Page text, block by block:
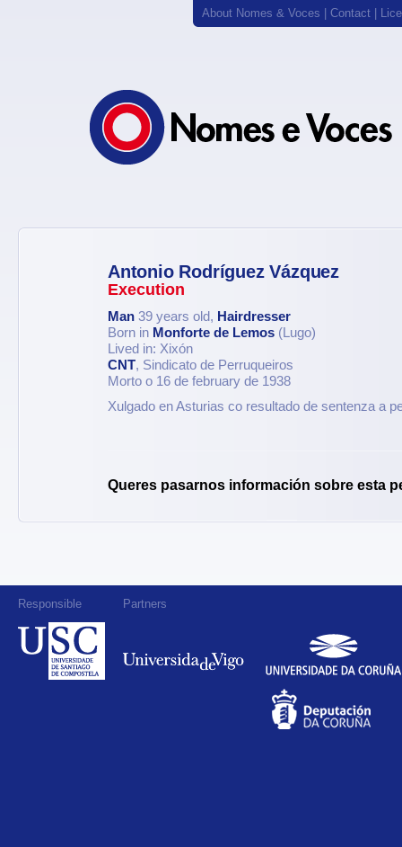
About Nomes & Voces Contact
Antonio Rodríguez Vázquez
Execution
Man 39 years old, Hairdresser
Born in Monforte de Lemos (Lugo)
Lived in: Xixón
CNT, Sindicato de Perruqueiros
Morto o 16 de february de 1938
Xulgado en Asturias co resultado de sentenza a
Queres pasarnos información sobre esta
Responsible Partners